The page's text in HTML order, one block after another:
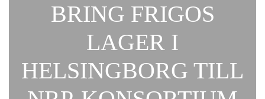
BRING FRIGOS
LAGER I
HELSINGBORG TILL